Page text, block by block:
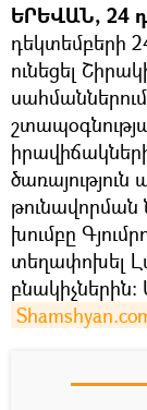
ԵՐԵՎԱՆ, 24
դեկտեմբերի
ունեցել
խումբը
տեղափոխել
բնակիչներին: